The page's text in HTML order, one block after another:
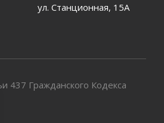
ул. Станционная, 15А
437 Гражданского Кодекса